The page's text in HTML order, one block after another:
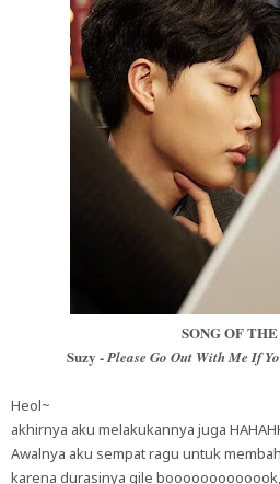
SONG OF
Suzy -Please Go Out With Me If
Heol~
akhirnya aku melakukannya juga
Awalnya aku sempat ragu untuk
karena durasinya gile